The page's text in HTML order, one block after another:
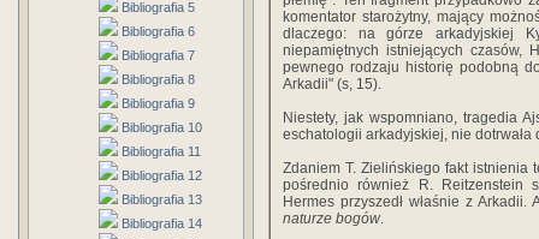
Bibliografia 5
Bibliografia 6
Bibliografia 7
Bibliografia 8
Bibliografia 9
Bibliografia 10
Bibliografia 11
Bibliografia 12
Bibliografia 13
Bibliografia 14
komentator starożytny, mający
dlaczego: na górze arkadyjskiej
niepamiętnych istniejących czasów,
pewnego rodzaju historię podobną
Arkadii" (s, 15).
Niestety, jak wspomniano, tragedia
eschatologii arkadyjskiej, nie dotrwała
Zdaniem T. Zielińskiego fakt
pośrednio również R. Reitzenstein
Hermes przyszedł właśnie z
naturze bogów.